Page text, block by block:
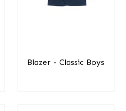
Blazer - Classic Boys